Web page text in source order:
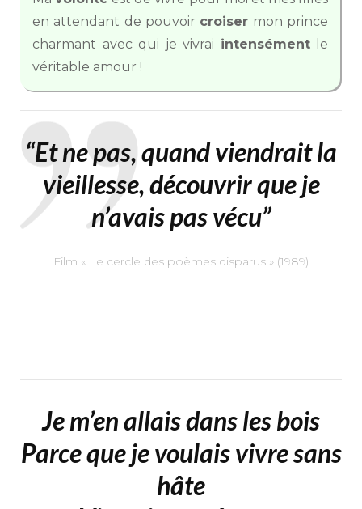
en attendant de pouvoir croiser mon prince
charmant avec qui je vivrai intensémentle
véritable amour !
“Et ne pas, quand viendrait la
vieillesse, découvrir que je
n’avais pas vécu”
Film « Le cercle des poèmes disparus » (1989)
Je m’en allais dans les bois
Parce que je voulais vivre sans
hâte